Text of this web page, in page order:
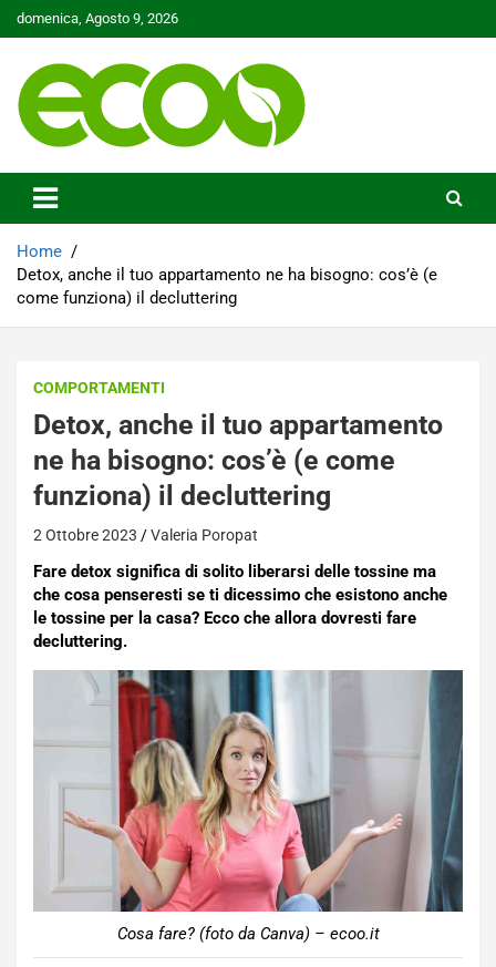
Skip
to
domenica, Agosto 9, 2026
Ecoo.it
Home
Detox, anche il tuo appartamento ne ha bisogno: cos’è (e
come funziona) il decluttering
COMPORTAMENTI
Detox, anche il tuo appartamento
ne ha bisogno: cos’è (e come
funziona) il decluttering
2 Ottobre 2023 Valeria Poropat
Fare detox significa di solito liberarsi delle tossine ma
che cosa penseresti se ti dicessimo che esistono anche
le tossine per la casa? Ecco che allora dovresti fare
decluttering.
Cosa fare? (foto da Canva) – ecoo.it